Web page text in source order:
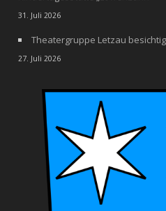
31. Juli 2026
Theatergruppe Letzau
27. Juli 2026